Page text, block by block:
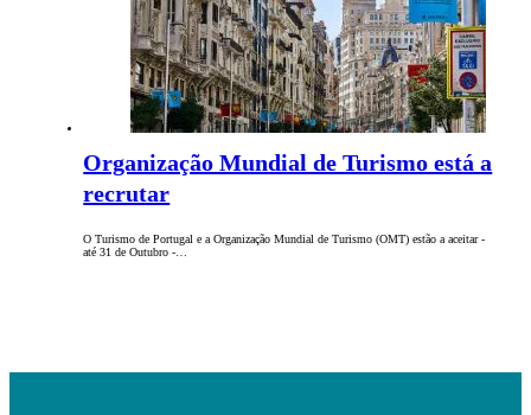
Organização Mundial de Turismo está a
recrutar
O Turismo de Portugal e a Organização Mundial de Turismo (OMT) estão a aceitar -
até 31 de Outubro -…